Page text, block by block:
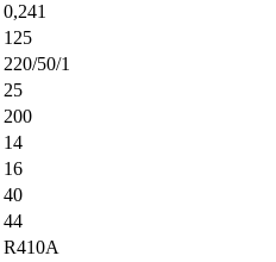
0,241
125
220/50/1
25
200
14
16
40
44
R410A